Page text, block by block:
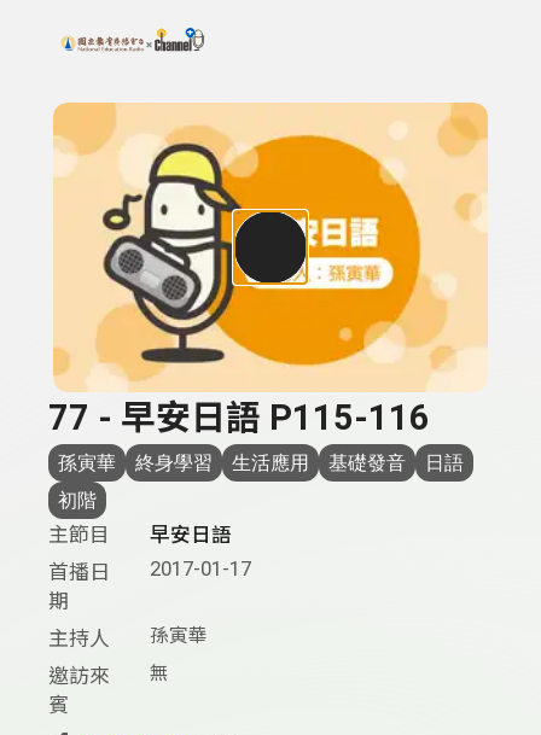
上方功能區塊
搜尋關鍵字：可輸入節目名稱、主持人或關鍵字
77 - 早安日語 P115-116
孫寅華 終身學習 生活應用 基礎發音
日語
初階
主節目
早安日語
首播日
期
2017-01-17
主持人 孫寅華
邀訪來
賓
無